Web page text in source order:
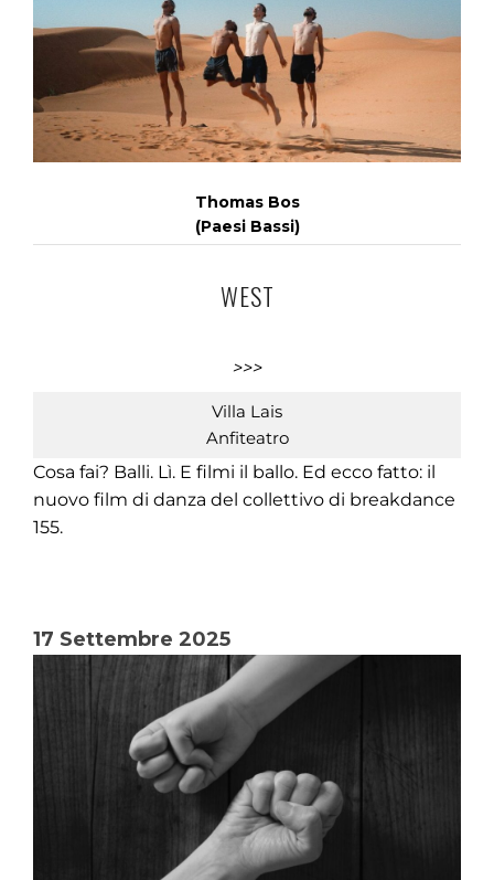
Thomas Bos
(Paesi Bassi)
WEST
>>>
Villa Lais
Anfiteatro
Cosa fai? Balli. Lì. E filmi il ballo. Ed ecco fatto: il
nuovo film di danza del collettivo di breakdance
155.
17 Settembre 2025